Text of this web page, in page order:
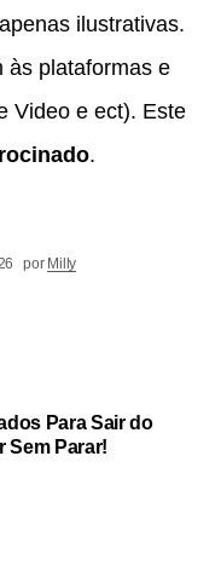
ilustrativas.
às plataformas e
Video e ect). Este
.
por Milly
Para Sair do
Sem Parar!